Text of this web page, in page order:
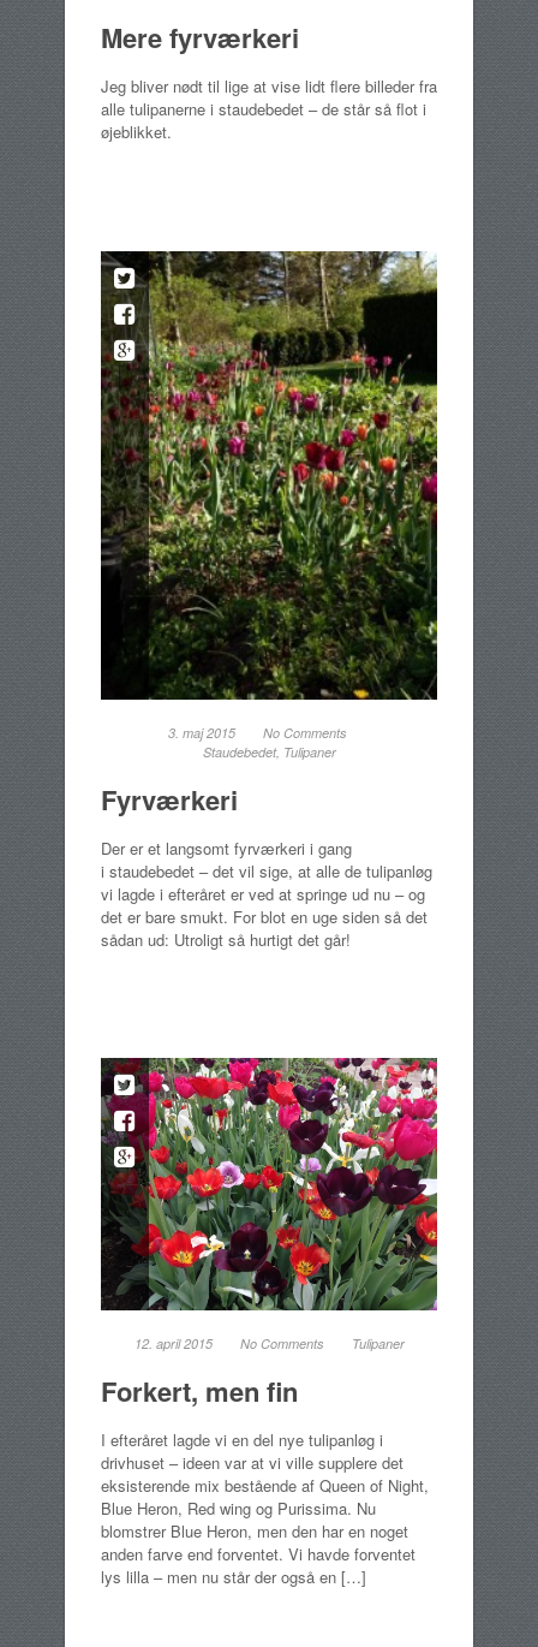
Mere fyrværkeri
Jeg bliver nødt til lige at vise lidt flere billeder fra
alle tulipanerne i staudebedet – de står så flot i
øjeblikket.
3. maj 2015
No Comments
Staudebedet, Tulipaner
Fyrværkeri
Der er et langsomt fyrværkeri i gang
i staudebedet – det vil sige, at alle de tulipanløg
vi lagde i efteråret er ved at springe ud nu – og
det er bare smukt. For blot en uge siden så det
sådan ud: Utroligt så hurtigt det går!
12. april 2015 No Comments Tulipaner
Forkert, men fin
I efteråret lagde vi en del nye tulipanløg i
drivhuset – ideen var at vi ville supplere det
eksisterende mix bestående af Queen of Night,
Blue Heron, Red wing og Purissima. Nu
blomstrer Blue Heron, men den har en noget
anden farve end forventet. Vi havde forventet
lys lilla – men nu står der også en […]